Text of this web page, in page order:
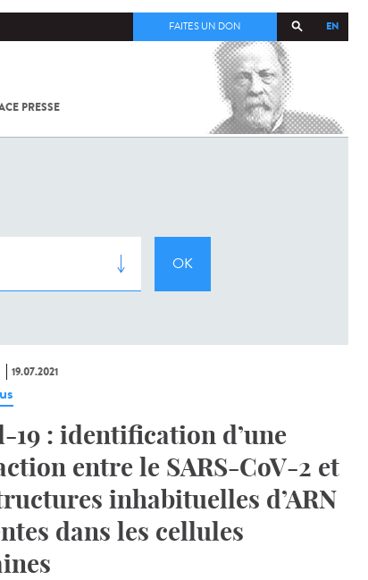
EN
FAITES UN DON
PRESSE
COV-2 /
19.07.2021
19 : identification d’une
entre le SARS-CoV-2 et
inhabituelles d’ARN
dans les cellules